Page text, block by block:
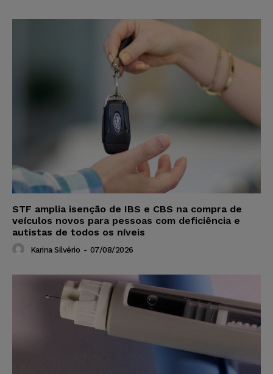
STF amplia isenção de IBS e CBS na compra de
veículos novos para pessoas com deficiência e
autistas de todos os níveis
Karina Silvério - 07/08/2026